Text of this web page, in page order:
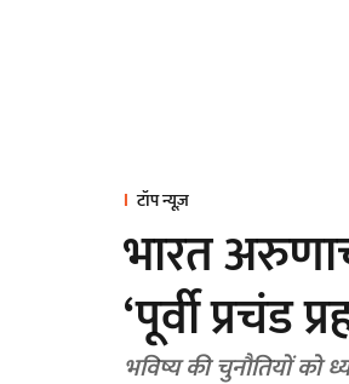
टॉप न्यूज़
भारत
‘पूर्वी प्रचंड
भविष्य की चुनौतियों को